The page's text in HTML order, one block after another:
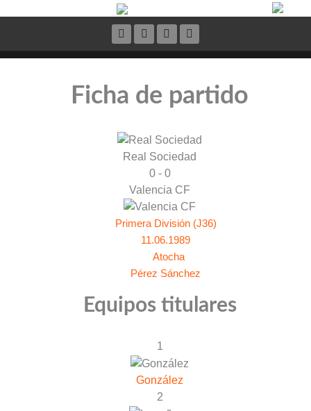
Ficha de partido
Real Sociedad
0 - 0
Valencia CF
Primera División (J36)
11.06.1989
Atocha
Pérez Sánchez
Equipos titulares
1
González
2